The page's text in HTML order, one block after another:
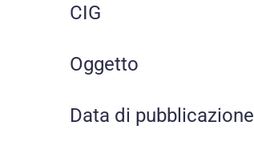
CIG
Oggetto
Data di pubblicazione